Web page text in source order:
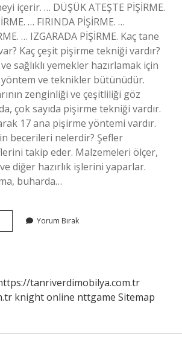
içerir. … DÜŞÜK ATEŞTE PİŞİRME.
… FIRINDA PİŞİRME. …
… IZGARADA PİŞİRME. Kaç tane
Kaç çeşit pişirme tekniği vardır?
sağlıklı yemekler hazırlamak için
yöntem ve teknikler bütünüdür.
zenginliği ve çeşitliliği göz
çok sayıda pişirme tekniği vardır.
17 ana pişirme yöntemi vardır.
becerileri nelerdir? Şefler
takip eder. Malzemeleri ölçer,
diğer hazırlık işlerini yaparlar.
buharda…
Pişirme
Yorum Bırak
tanriverdimobilya.com.tr
knight online nttgame Sitemap